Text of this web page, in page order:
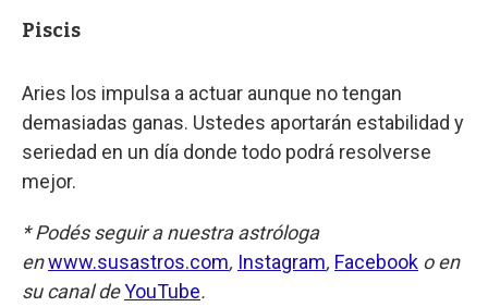
Piscis
Aries los impulsa a actuar aunque no tengan
demasiadas ganas. Ustedes aportarán estabilidad y
seriedad en un día donde todo podrá resolverse
mejor.
* Podés seguir a nuestra astróloga
enwww.susastros.com, Instagram, Facebook o en
su canal deYouTube.